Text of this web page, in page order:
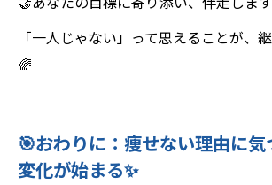
「一人じゃない」って思えることが、
🌈
🎯おわりに：痩せない理由に気
変化が始まる✨